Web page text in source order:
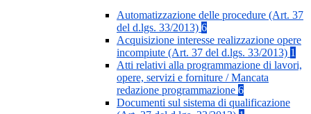
Automatizzazione delle procedure (Art. 37
del d.lgs. 33/2013) 6
Acquisizione interesse realizzazione opere
incompiute (Art. 37 del d.lgs. 33/2013) 1
Atti relativi alla programmazione di lavori,
opere, servizi e forniture / Mancata
redazione programmazione 6
Documenti sul sistema di qualificazione